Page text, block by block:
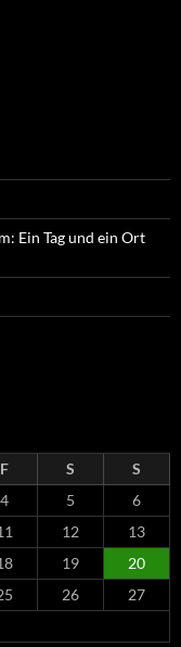
Ein Tag und ein Ort
F S
S
4 5
6
12
13
19
20
26
27